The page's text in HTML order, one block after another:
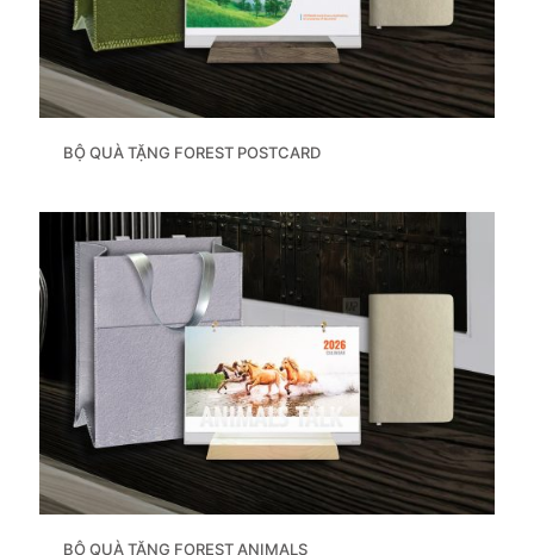
BỘ QUÀ TẶNG FOREST POSTCARD
BỘ QUÀ TẶNG FOREST ANIMALS